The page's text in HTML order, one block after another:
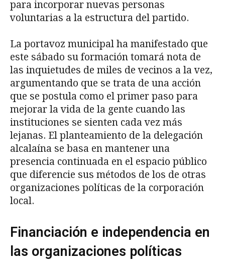
para incorporar nuevas personas
voluntarias a la estructura del partido.
La portavoz municipal ha manifestado que
este sábado su formación tomará nota de
las inquietudes de miles de vecinos a la vez,
argumentando que se trata de una acción
que se postula como el primer paso para
mejorar la vida de la gente cuando las
instituciones se sienten cada vez más
lejanas. El planteamiento de la delegación
alcalaína se basa en mantener una
presencia continuada en el espacio público
que diferencie sus métodos de los de otras
organizaciones políticas de la corporación
local.
Financiación e independencia en
las organizaciones políticas